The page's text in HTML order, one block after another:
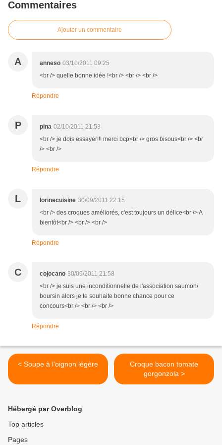
Commentaires
Ajouter un commentaire
A anneso 03/10/2011 09:25
<br /> quelle bonne idée !<br /> <br /> <br />
Répondre
P pina 02/10/2011 21:53
<br /> je dois essayer!!! merci bcp<br /> gros bisous<br /> <br
/> <br />
Répondre
L lorinecuisine 30/09/2011 22:15
<br /> des croques améliorés, c'est toujours un délice<br /> A
bientôt<br /> <br /> <br />
Répondre
C cojocano 30/09/2011 21:58
<br /> je suis une inconditionnelle de l'association saumon/
boursin alors je te souhaite bonne chance pour ce
concours<br /> <br /> <br />
Répondre
< Soupe à l'oignon légère
Croque bacon tomate
gorgonzola >
Hébergé par Overblog
Top articles
Pages